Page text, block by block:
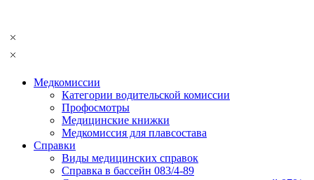
Медкомиссии
Категории водительской комиссии
Профосмотры
Медицинские книжки
Медкомиссия для плавсостава
Справки
Виды медицинских справок
Справка в бассейн 083/4-89